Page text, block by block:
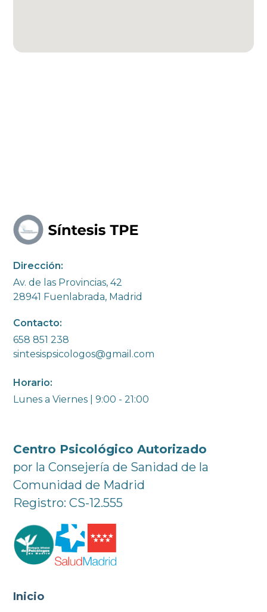
Dirección:
Av. de las Provincias, 42
28941 Fuenlabrada, Madrid
Contacto:
658 851 238
sintesispsicologos@gmail.com
Horario:
Lunes a Viernes | 9:00 - 21:00
Centro Psicológico Autorizado
por la Consejería de Sanidad de la
Comunidad de Madrid
Registro: CS-12.555
Inicio